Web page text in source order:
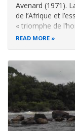
Avenard (1971).
de l’Afrique et
« triomphe de
ses paysages
READ MORE